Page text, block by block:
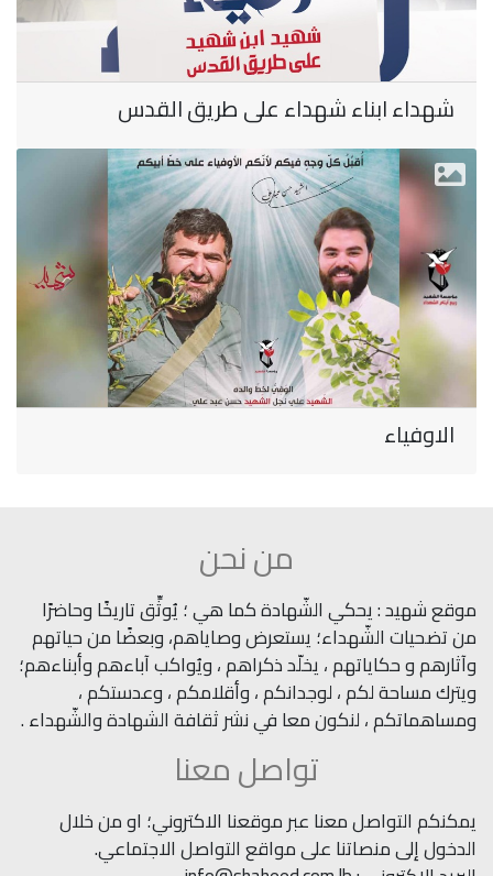
شهداء ابناء شهداء على طريق القدس
الاوفياء
من نحن
موقع شهيد : يحكي الشّهادة كما هي ؛ يُوثِّق تاريخًا وحاضرًا
من تضحيات الشّهداء؛ يستعرض وصاياهم، وبعضًا من حياتهم
وآثارهم و حكاياتهم ، يخلّد ذكراهم ، ويُواكب آباءهم وأبناءهم؛
ويترك مساحة لكم ، لوجدانكم ، وأقلامكم ، وعدستكم ،
ومساهماتكم ، لنكون معا في نشر ثقافة الشهادة والشّهداء .
تواصل معنا
يمكنكم التواصل معنا عبر موقعنا الاكتروني؛ او من خلال
الدخول إلى منصاتنا على مواقع التواصل الاجتماعي.